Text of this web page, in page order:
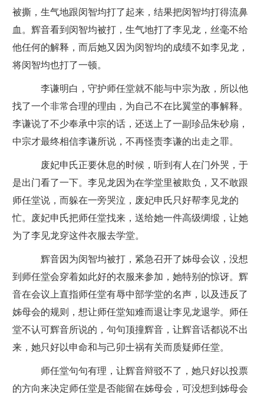
被撕，生气地跟闵智均打了起来，结果把闵智均打得流鼻
血。辉音看到闵智均被打，生气地打了李见龙，丝毫不给
他任何的解释，而后她又因为闵智均的成绩不如李见龙，
将闵智均也打了一顿。
李谦明白，守护师任堂就不能与中宗为敌，所以他
找了一个非常合理的理由，为自己不在比翼堂的事解释。
李谦说了不少奉承中宗的话，还送上了一副珍品朱砂扇，
中宗才最终相信李谦所说，不再怪责李谦的出走之罪。
废妃申氏正要休息的时候，听到有人在门外哭，于
是出门看了一下。李见龙因为在学堂里被欺负，又不敢跟
师任堂说，而躲在一旁哭泣，废妃申氏只好帮李见龙的
忙。废妃申氏把师任堂找来，送给她一件高级绸缎，让她
为了李见龙穿这件衣服去学堂。
辉音因为闵智均被打，紧急召开了姊母会议，没想
到师任堂会穿着如此好的衣服来参加，她特别的惊讶。辉
音在会议上直指师任堂有辱中部学堂的名声，以及违反了
姊母会的规则，想让师任堂知难而退让李见龙退学。师任
堂不认可辉音所说的，句句顶撞辉音，让辉音话都说不出
来，她只好以申命和与己卯士祸有关而质疑师任堂。
师任堂句句有理，让辉音辩驳不了，她只好以投票
的方向来决定师任堂是否能留在姊母会，可没想到姊母会